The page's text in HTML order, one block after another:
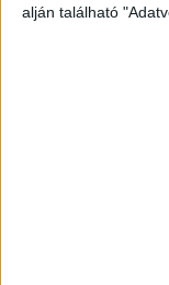
alján található